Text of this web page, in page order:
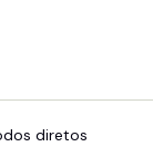
diretos